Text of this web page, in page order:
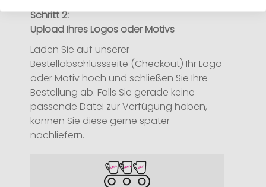
Schritt 2:
Upload Ihres Logos oder Motivs
Laden Sie auf unserer
Bestellabschlussseite (Checkout) Ihr Logo
oder Motiv hoch und schließen Sie Ihre
Bestellung ab. Falls Sie gerade keine
passende Datei zur Verfügung haben,
können Sie diese gerne später
nachliefern.